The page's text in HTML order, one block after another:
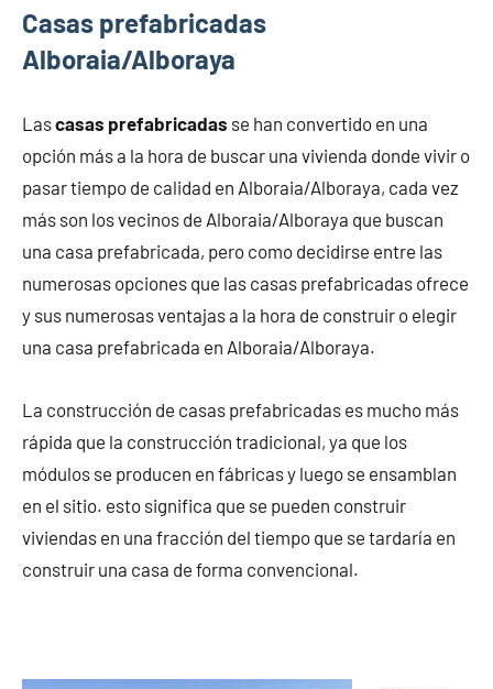
Casas prefabricadas
Alboraia/Alboraya
Lascasas prefabricadas se han convertido en una
opción más a la hora de buscar una vivienda donde vivir o
pasar tiempo de calidad en Alboraia/Alboraya, cada vez
más son los vecinos de Alboraia/Alboraya que buscan
una casa prefabricada, pero como decidirse entre las
numerosas opciones que las casas prefabricadas ofrece
y sus numerosas ventajas a la hora de construir o elegir
una casa prefabricada en Alboraia/Alboraya.
La construcción de casas prefabricadas es mucho más
rápida que la construcción tradicional, ya que los
módulos se producen en fábricas y luego se ensamblan
en el sitio. esto significa que se pueden construir
viviendas en una fracción del tiempo que se tardaría en
construir una casa de forma convencional.